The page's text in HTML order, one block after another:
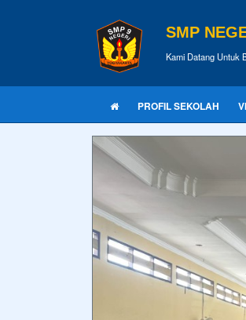
SMP
Kami Datang Untuk
PROFIL SEKOLAH